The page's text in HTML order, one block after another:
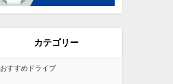
カテゴリー
おすすめドライブ